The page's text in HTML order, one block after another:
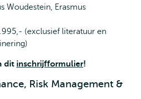
Woudestein, Erasmus
(exclusief literatuur en
dit inschrijfformulier!
Risk Management &